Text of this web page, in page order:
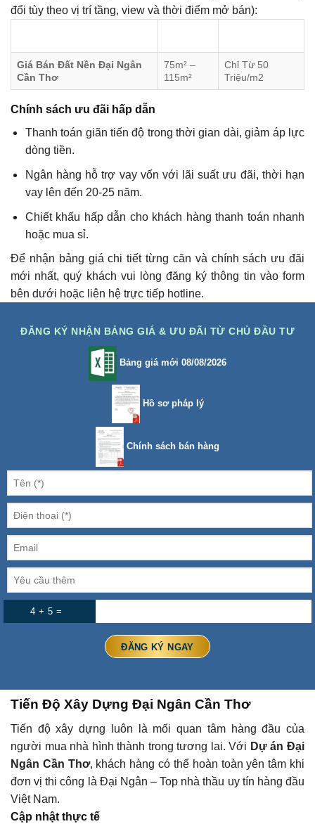
đổi tùy theo vị trí tầng, view và thời điểm mở bán):
Giá Bán Đất Nền Đại Ngân
Cần Thơ
75m² –
115m²
Chỉ Từ 50
Triệu/m2
Chính sách ưu đãi hấp dẫn
Thanh toán giãn tiến độ trong thời gian dài, giảm áp lực
dòng tiền.
Ngân hàng hỗ trợ vay vốn với lãi suất ưu đãi, thời hạn
vay lên đến 20-25 năm.
Chiết khấu hấp dẫn cho khách hàng thanh toán nhanh
hoặc mua sỉ.
Để nhận bảng giá chi tiết từng căn và chính sách ưu đãi
mới nhất, quý khách vui lòng đăng ký thông tin vào form
bên dưới hoặc liên hệ trực tiếp hotline.
ĐĂNG KÝ NHẬN BẢNG GIÁ & ƯU ĐÃI TỪ CHỦ ĐẦU TƯ
Bảng giá mới 08/08/2026
Hồ sơ pháp lý
Chính sách bán hàng
4 + 5 =
Tiến Độ Xây Dựng Đại Ngân Cần Thơ
Tiến độ xây dựng luôn là mối quan tâm hàng đầu của
người mua nhà hình thành trong tương lai. Với Dự án Đại
Ngân Cần Thơ, khách hàng có thể hoàn toàn yên tâm khi
đơn vị thi công là Đại Ngân – Top nhà thầu uy tín hàng đầu
Việt Nam.
Cập nhật thực tế